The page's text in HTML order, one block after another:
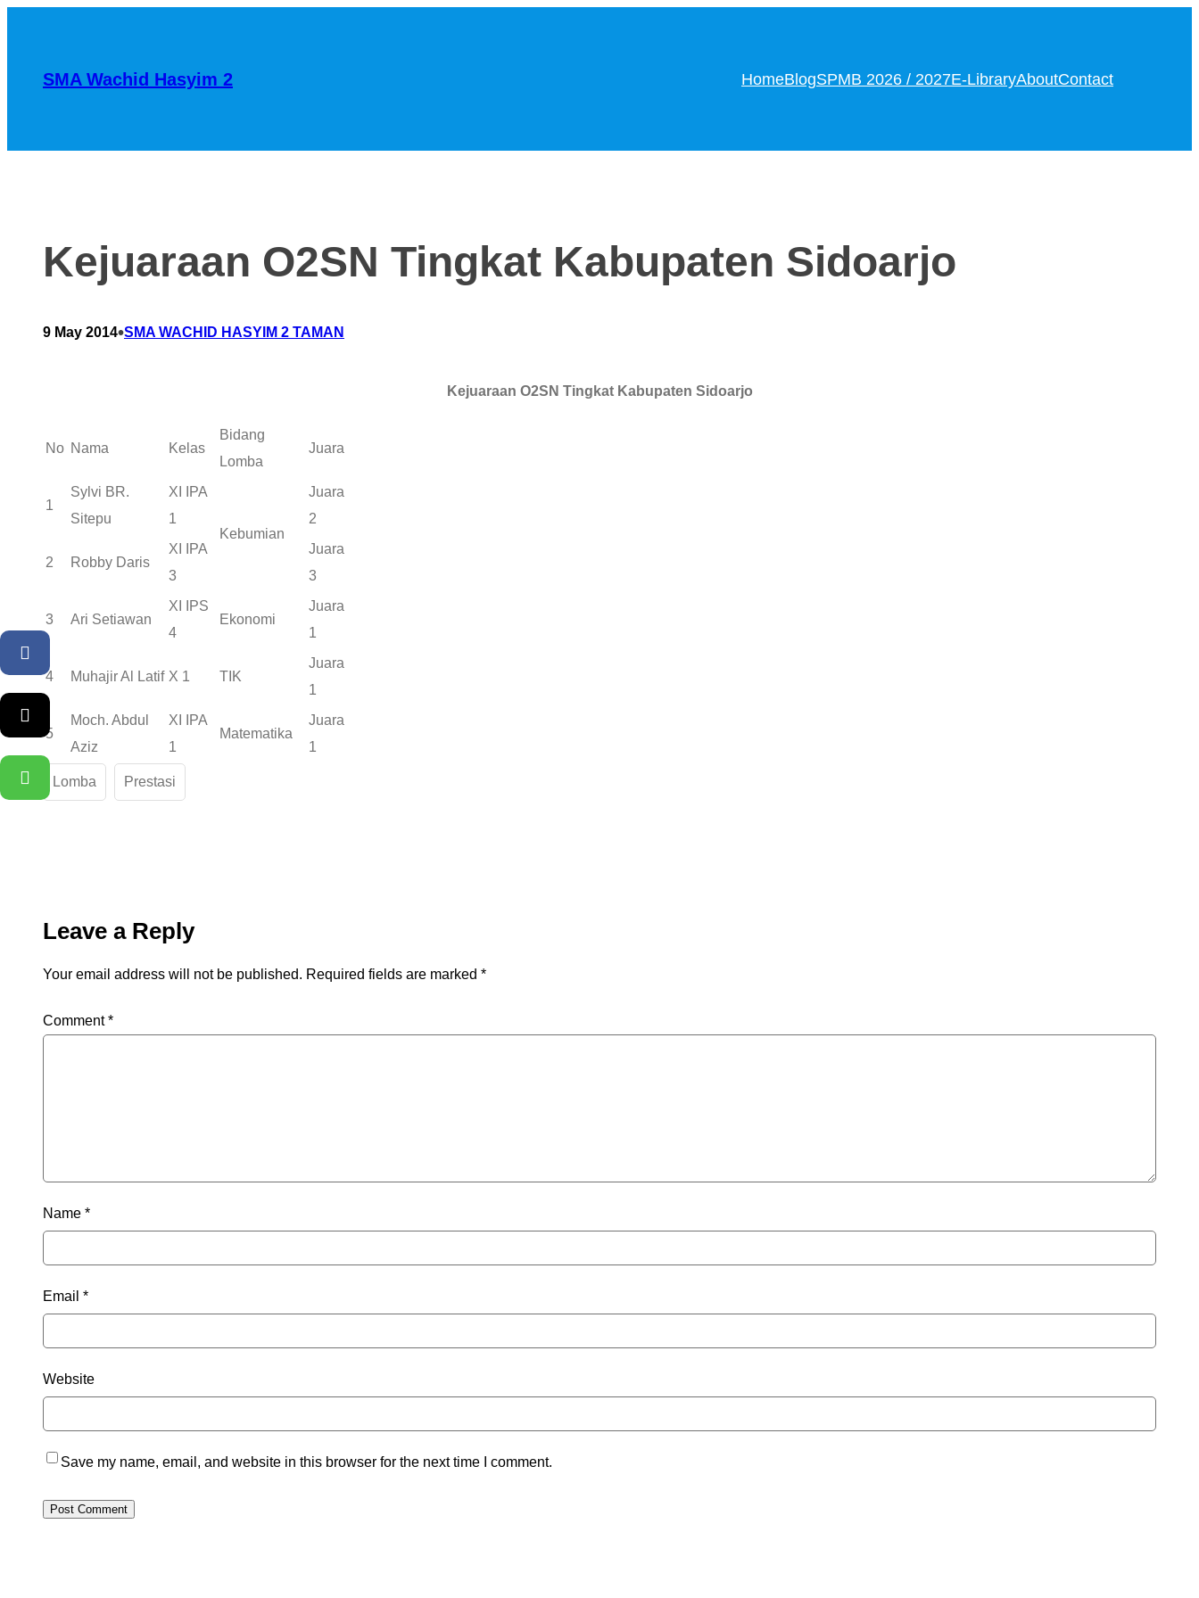
SMA Wachid Hasyim 2 HomeBlogSPMB 2026 / 2027E-LibraryAboutContact
Kejuaraan O2SN Tingkat Kabupaten Sidoarjo
9 May 2014•SMA WACHID HASYIM 2 TAMAN
Kejuaraan O2SN Tingkat Kabupaten Sidoarjo
No Nama Kelas
Bidang
Lomba
Juara
1
Sylvi BR.
Sitepu
XI IPA
1
Kebumian
Juara
2
2 Robby Daris
XI IPA
3
Juara
3
3 Ari Setiawan
XI IPS
4
Ekonomi
Juara
1
4 Muhajir Al Latif X 1 TIK
Juara
1
5
Moch. Abdul
Aziz
XI IPA
1
Matematika
Juara
1
Lomba Prestasi
Twitter
WhatsApp
Leave a Reply
Your email address will not be published. Required fields are marked *
Comment*
Name *
Email *
Website
Save my name, email, and website in this browser for the next time I comment.